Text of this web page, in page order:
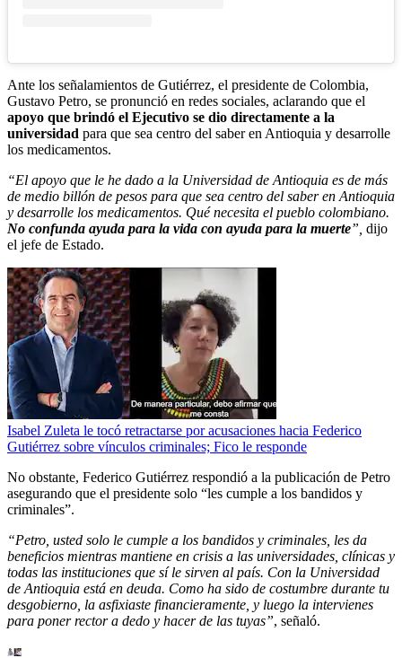
Ante los señalamientos de Gutiérrez, el presidente de Colombia,
Gustavo Petro, se pronunció en redes sociales, aclarando que el
apoyo que brindó el Ejecutivo se dio directamente a la
universidad para que sea centro del saber en Antioquia y desarrolle
los medicamentos.
“El apoyo que le he dado a la Universidad de Antioquia es de más
de medio billón de pesos para que sea centro del saber en Antioquia
y desarrolle los medicamentos. Qué necesita el pueblo colombiano.
No confunda ayuda para la vida con ayuda para la muerte”, dijo
el jefe de Estado.
Isabel Zuleta le tocó retractarse por acusaciones hacia Federico
Gutiérrez sobre vínculos criminales; Fico le responde
No obstante, Federico Gutiérrez respondió a la publicación de Petro
asegurando que el presidente solo “les cumple a los bandidos y
criminales”.
“Petro, usted solo le cumple a los bandidos y criminales, les da
beneficios mientras mantiene en crisis a las universidades, clínicas y
todas las instituciones que sí le sirven al país. Con la Universidad
de Antioquia está en deuda. Como ha sido de costumbre durante tu
desgobierno, la asfixiaste financieramente, y luego la intervienes
para poner rector a dedo y hacer de las tuyas”, señaló.